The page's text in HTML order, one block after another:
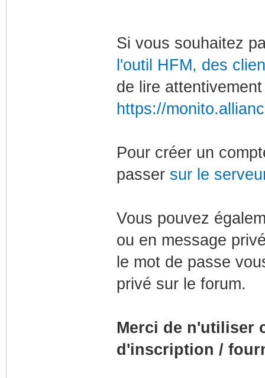
Si vous souhaitez
l'outil HFM, des
de lire
https://
Pour créer un
passer sur le
Vous pouvez
ou en message
le mot de passe
privé sur le forum.
Merci de n'utiliser
d'inscription /